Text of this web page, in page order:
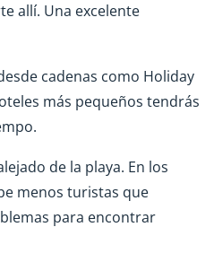
allí. Una excelente
cadenas como Holiday
más pequeños tendrás
de la playa. En los
menos turistas que
para encontrar